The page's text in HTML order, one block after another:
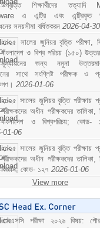
উপবৃত্তি শিক্ষার্থীদের তত্যাদি
এ এন্ট্রি এবং এন্ট্রিকৃত
সময়সীমা বর্ধিতকরন 2026-04-30
২০২৫ সালের জুনিয়র বৃত্তি পরীক্ষা,
বাংলাদেশ ও বিশ্ব পরিচয় (১৫০)
মূল্যায়নের জন্য নমুনা
সাথে সংশ্লিষ্ট পরীক্ষক ও
2026-01-06
২০২৫ সালের জুনিয়র বৃত্তি পরীক্ষায়
পরীক্ষকদের অধীন পরীক্ষকদের তালিকা,
বাংলাদেশ ও বিশ্বপরিচয়; কোড-
01-06
২০২৫ সালের জুনিয়র বৃত্তি পরীক্ষায়
পরীক্ষকদের অধীন পরীক্ষকদের তালিকা,
বিজ্ঞান; কোড- ১২৭ 2026-01-06
View more
এসএসসি পরীক্ষা ২০২৬ বিষয়: